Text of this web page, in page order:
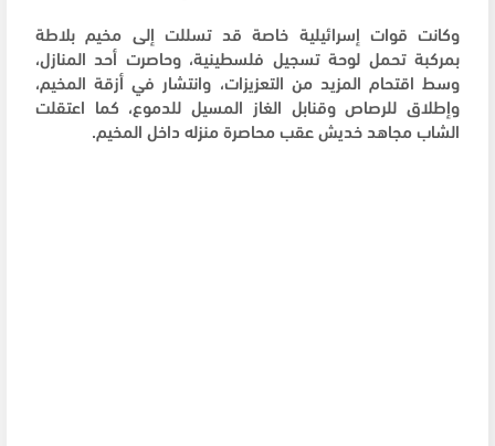
وكانت قوات إسرائيلية خاصة قد تسللت إلى مخيم بلاطة
بمركبة تحمل لوحة تسجيل فلسطينية، وحاصرت أحد المنازل،
وسط اقتحام المزيد من التعزيزات، وانتشار في أزقة المخيم،
وإطلاق للرصاص وقنابل الغاز المسيل للدموع، كما اعتقلت
الشاب مجاهد خديش عقب محاصرة منزله داخل المخيم.